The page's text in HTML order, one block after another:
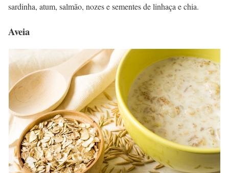
sardinha, atum, salmão, nozes e sementes de linhaça e chia.
Aveia